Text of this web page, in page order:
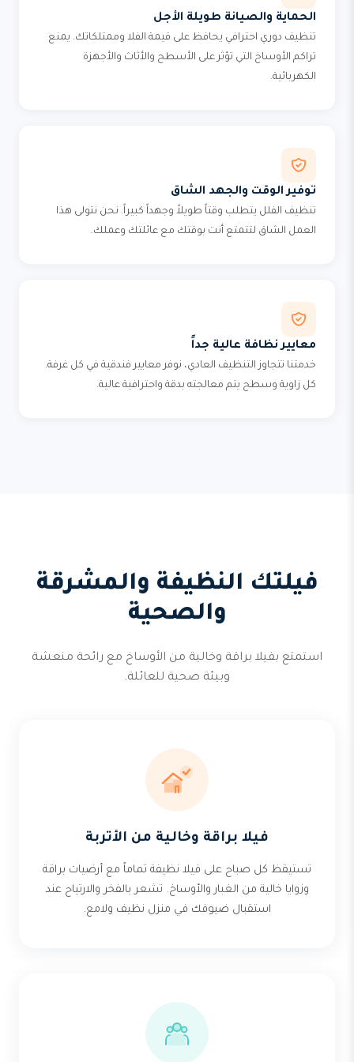
الحماية والصيانة طويلة الأجل
تنظيف دوري احترافي يحافظ على قيمة الفلا وممتلكاتك. يمنع
تراكم الأوساخ التي تؤثر على الأسطح والأثاث والأجهزة
الكهربائية.
توفير الوقت والجهد الشاق
تنظيف الفلل يتطلب وقتاً طويلاً وجهداً كبيراً. نحن نتولى هذا
العمل الشاق لتتمتع أنت بوقتك مع عائلتك وعملك.
معايير نظافة عالية جداً
خدمتنا تتجاوز التنظيف العادي، نوفر معايير فندقية في كل غرفة.
كل زاوية وسطح يتم معالجته بدقة واحترافية عالية.
فيلتك النظيفة والمشرقة
والصحية
استمتع بفيلا براقة وخالية من الأوساخ مع رائحة منعشة
وبيئة صحية للعائلة.
فيلا براقة وخالية من الأتربة
تستيقظ كل صباح على فيلا نظيفة تماماً مع أرضيات براقة
وزوايا خالية من الغبار والأوساخ. تشعر بالفخر والارتياح عند
استقبال ضيوفك في منزل نظيف ولامع.